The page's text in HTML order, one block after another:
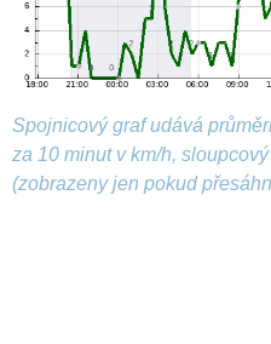
Spojnicový graf udává
za 10 minut v km/h,
(zobrazeny jen pokud